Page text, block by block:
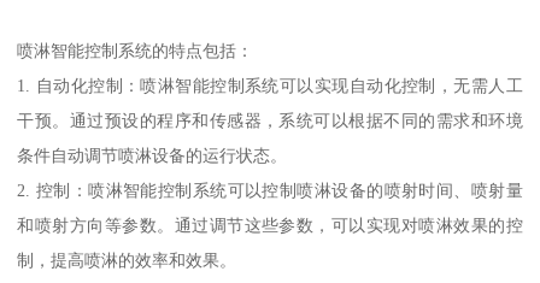
喷淋智能控制系统的特点包括：
1. 自动化控制：喷淋智能控制系统可以实现自动化控制，无需人工
干预。通过预设的程序和传感器，系统可以根据不同的需求和环境
条件自动调节喷淋设备的运行状态。
2. 控制：喷淋智能控制系统可以控制喷淋设备的喷射时间、喷射量
和喷射方向等参数。通过调节这些参数，可以实现对喷淋效果的控
制，提高喷淋的效率和效果。